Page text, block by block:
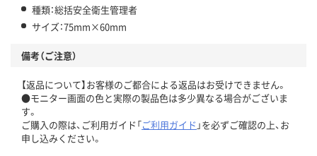
種類：総括安全衛生管理者
サイズ：75mm×60mm
備考（ご注意）
【返品について】お客様のご都合による返品はお受けできません。
●モニター画面の色と実際の製品色は多少異なる場合がございま
す。
ご購入の際は、ご利用ガイド「ご利用ガイド 」を必ずご確認の上、お
申し込みください。